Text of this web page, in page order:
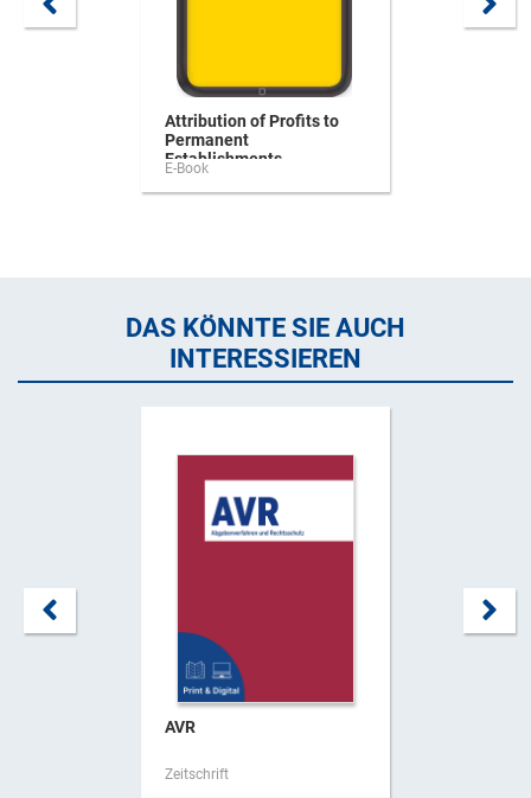
Attribution of Profits to
Permanent
Establishments
E-Book
DAS KÖNNTE SIE AUCH
INTERESSIEREN
AVR
Zeitschrift